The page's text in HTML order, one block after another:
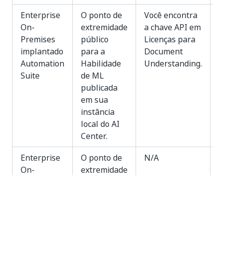
Enterprise
On-
Premises
implantado
Automation
Suite
O ponto de
extremidade
público
para a
Habilidade
de ML
publicada
em sua
instância
local do AI
Center.
Você encontra
a chave API em
Licenças para
Document
Understanding.
Enterprise
On-
O ponto de
extremidade
N/A